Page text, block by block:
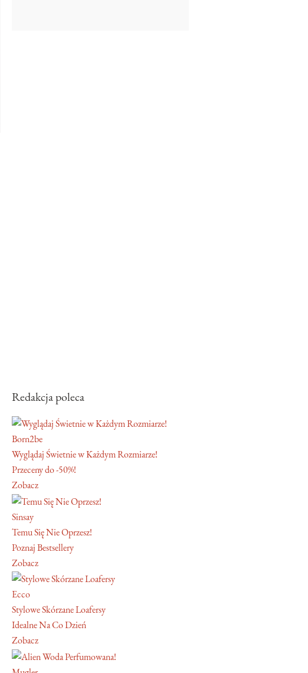
Redakcja poleca
Born2be
Wyglądaj Świetnie w Każdym Rozmiarze!
Przeceny do -50%!
Zobacz
Sinsay
Temu Się Nie Oprzesz!
Poznaj Bestsellery
Zobacz
Ecco
Stylowe Skórzane Loafersy
Idealne Na Co Dzień
Zobacz